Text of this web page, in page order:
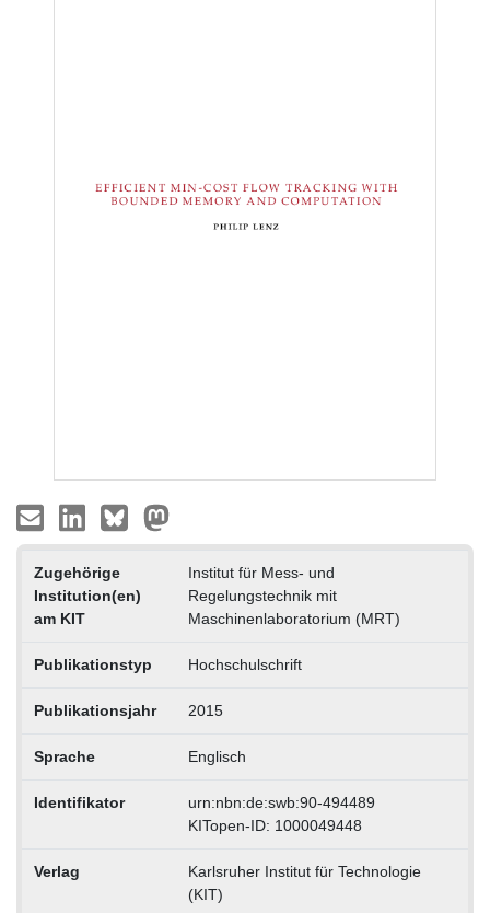
Zugehörige
Institution(en)
am KIT
Institut für Mess- und
Regelungstechnik mit
Maschinenlaboratorium (MRT)
Publikationstyp Hochschulschrift
Publikationsjahr 2015
Sprache Englisch
Identifikator
urn:nbn:de:swb:90-494489
KITopen-ID: 1000049448
Verlag
Karlsruher Institut für Technologie
(KIT)